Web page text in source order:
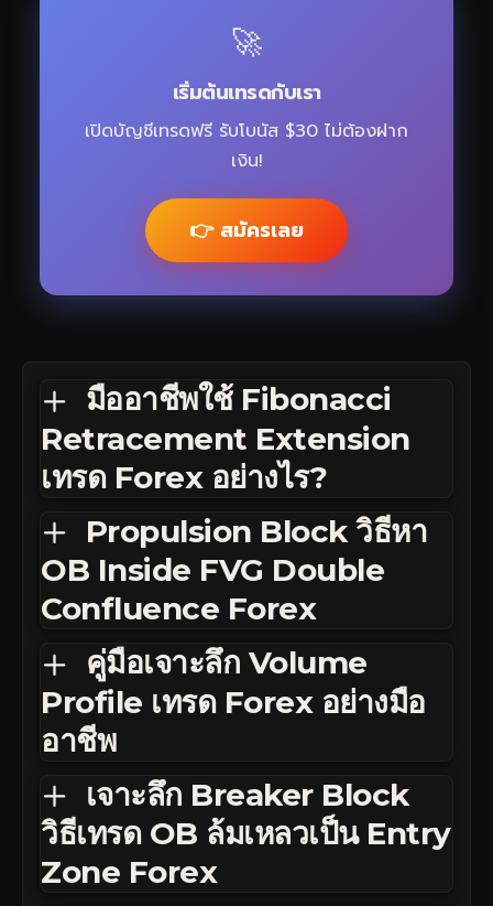
🚀
เริ่มต้นเทรดกับเรา
เปิดบัญชีเทรดฟรี รับโบนัส $30 ไม่ต้องฝาก
เงิน!
👉 สมัครเลย
มืออาชีพใช้ Fibonacci
Retracement Extension
เทรด Forex อย่างไร?
Propulsion Block วิธีหา
OB Inside FVG Double
Confluence Forex
คู่มือเจาะลึก Volume
Profile เทรด Forex อย่างมือ
อาชีพ
เจาะลึก Breaker Block
วิธีเทรด OB ล้มเหลวเป็น Entry
Zone Forex